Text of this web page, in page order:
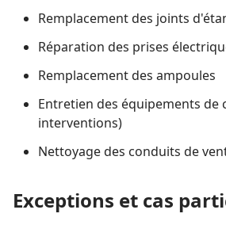
Remplacement des joints
Réparation des prises
Remplacement des ampoules
Entretien des équipements de
interventions)
Nettoyage des conduits de
Exceptions et cas